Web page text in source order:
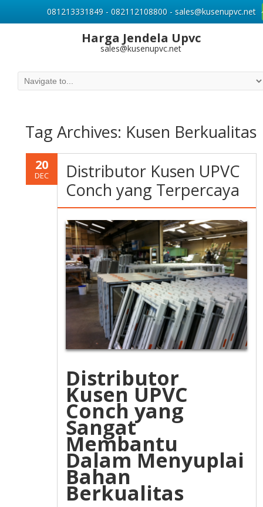
Harga Jendela Upvc
sales@kusenupvc.net
Tag Archives: Kusen Berkualitas
20
DEC
Distributor Kusen UPVC
Conch yang Terpercaya
Distributor
Kusen UPVC
Conch yang
Sangat
Membantu
Dalam Menyuplai
Bahan
Berkualitas
081213331849 - 082112108800 - sales@kusenupvc.net